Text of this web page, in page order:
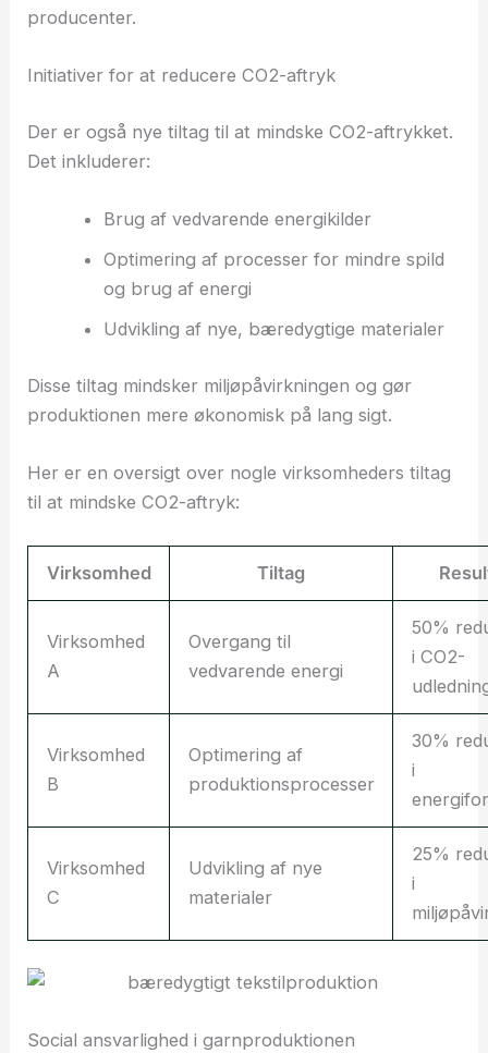
producenter.
Initiativer for at reducere CO2-aftryk
Der er også nye tiltag til at mindske CO2-aftrykket.
Det inkluderer:
Brug af vedvarende energikilder
Optimering af processer for mindre spild
og brug af energi
Udvikling af nye, bæredygtige materialer
Disse tiltag mindsker miljøpåvirkningen og gør
produktionen mere økonomisk på lang sigt.
Her er en oversigt over nogle virksomheders tiltag
til at mindske CO2-aftryk:
Virksomhed Tiltag
Virksomhed
A
Overgang til
vedvarende energi
50%
i CO2-
Virksomhed
B
Optimering af
produktionsprocesser
30%
i
Virksomhed
C
Udvikling af nye
materialer
25%
i
Social ansvarlighed i garnproduktionen